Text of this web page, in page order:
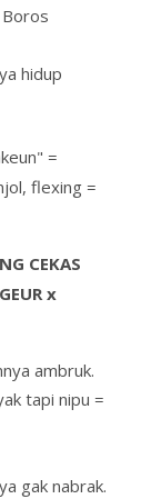
Boros
hidup
=
flexing =
CEKAS
x
ambruk.
tapi nipu =
gak nabrak.